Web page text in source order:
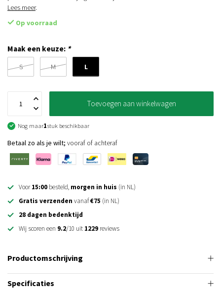
Lees meer.
Op voorraad
Maak een keuze: *
S M L
Toevoegen aan winkelwagen
Nog maar1stuk beschikbaar
Betaal zo als je wilt; vooraf of achteraf
Voor15:00 besteld, morgen in huis (in NL)
Gratis verzenden vanaf€75 (in NL)
28 dagen bedenktijd
Wij scoren een 9.2/10 uit 1229 reviews
Productomschrijving
Specificaties